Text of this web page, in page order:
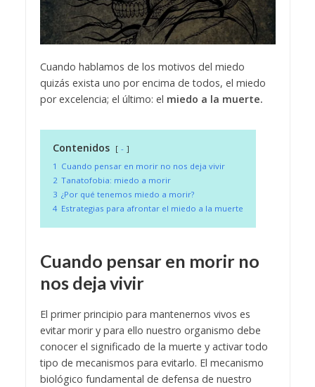
Cuando hablamos de los motivos del miedo
quizás exista uno por encima de todos, el miedo
por excelencia; el último: el miedo a la muerte.
Contenidos
-
1 Cuando pensar en morir no nos deja vivir
2 Tanatofobia: miedo a morir
3 ¿Por qué tenemos miedo a morir?
4 Estrategias para afrontar el miedo a la muerte
Cuando pensar en morir no
nos deja vivir
El primer principio para mantenernos vivos es
evitar morir y para ello nuestro organismo debe
conocer el significado de la muerte y activar todo
tipo de mecanismos para evitarlo. El mecanismo
biológico fundamental de defensa de nuestro